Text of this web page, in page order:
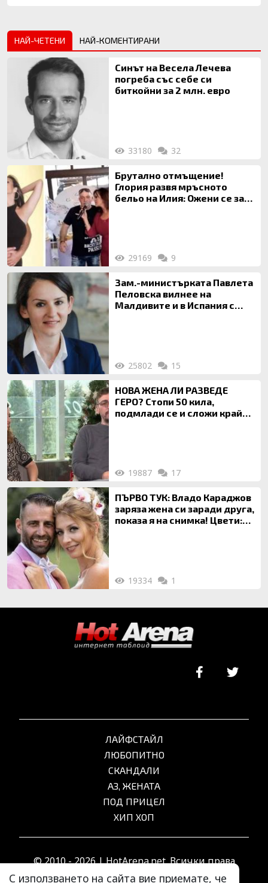
НАЙ-ЧЕТЕНИ НАЙ-КОМЕНТИРАНИ
Синът на Весела Лечева
погреба със себе си
биткойни за 2 млн. евро
33180 32
Брутално отмъщение!
Глория развя мръсното
бельо на Илия: Ожени се за
29169 9
Зам.-министърката Павлета
Пеловска вилнее на
Малдивите и в Испания с
25802 15
НОВА ЖЕНА ЛИ РАЗВЕДЕ
ГЕРО? Стопи 50 кила,
подмлади се и сложи край
19887 17
ПЪРВО ТУК: Владо Караджов
заряза жена си заради друга,
показа я на снимка! Цвети:
19334 1
С използването на сайта вие приемате, че
ЛАЙФСТАЙЛ
ЛЮБОПИТНО
СКАНДАЛИ
АЗ, ЖЕНАТА
ПОД ПРИЦЕЛ
ХИП ХОП
© 2010 - 2026 | HotArena.net. Всички права
запазени.